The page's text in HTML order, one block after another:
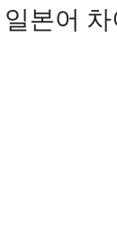
본어